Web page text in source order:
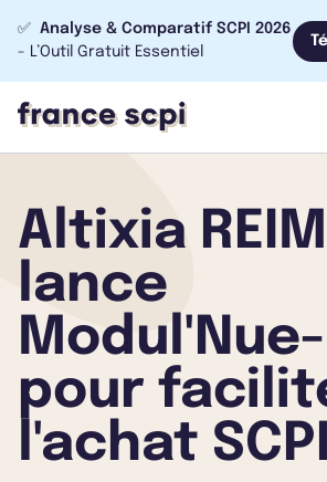
✅ Analyse & Comparatif SCPI 2026
- L’Outil Gratuit Essentiel
Altixia REIM
lance
pour
l'achat SCPI